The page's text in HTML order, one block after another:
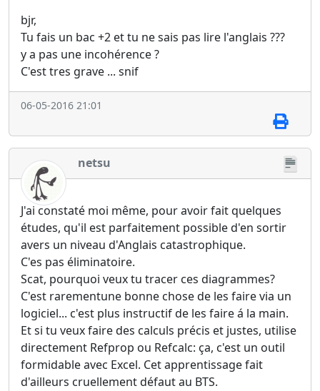
bjr,
Tu fais un bac +2 et tu ne sais pas lire l'anglais ???
y a pas une incohérence ?
C'est tres grave ... snif
06-05-2016 21:01
netsu
J'ai constaté moi même, pour avoir fait quelques
études, qu'il est parfaitement possible d'en sortir
avers un niveau d'Anglais catastrophique.
C'es pas éliminatoire.
Scat, pourquoi veux tu tracer ces diagrammes?
C'est rarementune bonne chose de les faire via un
logiciel... c'est plus instructif de les faire á la main.
Et si tu veux faire des calculs précis et justes, utilise
directement Refprop ou Refcalc: ça, c'est un outil
formidable avec Excel. Cet apprentissage fait
d'ailleurs cruellement défaut au BTS.